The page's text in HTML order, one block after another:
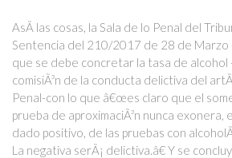
AsÃ­ las cosas, la Sala de lo Penal del
Sentencia del 210/2017 de 28 de Marzo
que se debe concretar la tasa de alcohol
comisiÃ³n de la conducta delictiva del
Penal-con lo que â€œes claro que el
prueba de aproximaciÃ³n nunca exonera,
dado positivo, de las pruebas con
La negativa serÃ¡ delictiva.â€ Y se